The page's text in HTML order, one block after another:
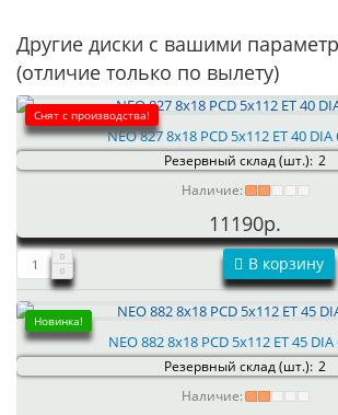
Другие диски с вашими
(отличие только по вылету)
Снят с производства!
NEO 827 8x18 PCD 5x112 ET 40 DIA
Резервный склад (шт.): 2
Наличие:
11190р.
В корзину
Новинка!
NEO 882 8x18 PCD 5x112 ET 45 DIA
Резервный склад (шт.): 2
Наличие: